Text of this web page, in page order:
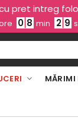
pret intreg
0 8 min 2 8
MĂRIMI